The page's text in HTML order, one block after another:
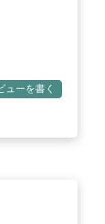
ューを書く